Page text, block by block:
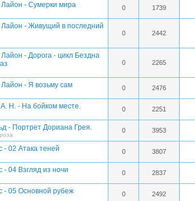
- Сумерки мира 0 1739
- Живущий в последний
0 2442
- Дорога - цикл Бездна
0 2265
- Я возьму сам 0 2476
Н. - На бойком месте. 0 2251
- Портрет Дориана Грея. 0 3953
- 02 Атака теней 0 3807
- 04 Взгляд из ночи 0 2837
- 05 Основной рубеж 0 2492